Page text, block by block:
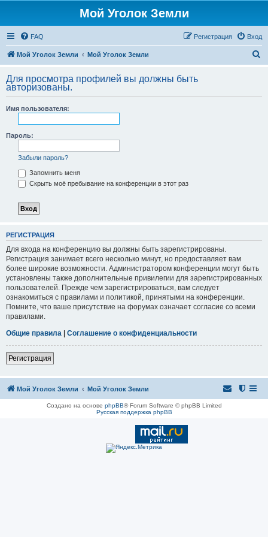
Мой Уголок Земли
FAQ Вход
Регистрация
Мой Уголок Земли Мой Уголок Земли
с
Для просмотра профилей вы должны быть
авторизованы.
Имя пользователя:
Пароль:
Забыли пароль?
Запомнить меня
Скрыть моё пребывание на конференции в этот раз
РЕГИСТРАЦИЯ
Для входа на конференцию вы должны быть зарегистрированы.
Регистрация занимает всего несколько минут, но предоставляет вам
более широкие возможности. Администратором конференции могут быть
установлены также дополнительные привилегии для зарегистрированных
пользователей. Прежде чем зарегистрироваться, вам следует
ознакомиться с правилами и политикой, принятыми на конференции.
Помните, что ваше присутствие на форумах означает согласие со всеми
правилами.
Общие правила | Соглашение о конфиденциальности
Регистрация
Мой Уголок Земли Мой Уголок Земли
Создано на основе phpBB® Forum Software © phpBB Limited
Русская поддержка phpBB